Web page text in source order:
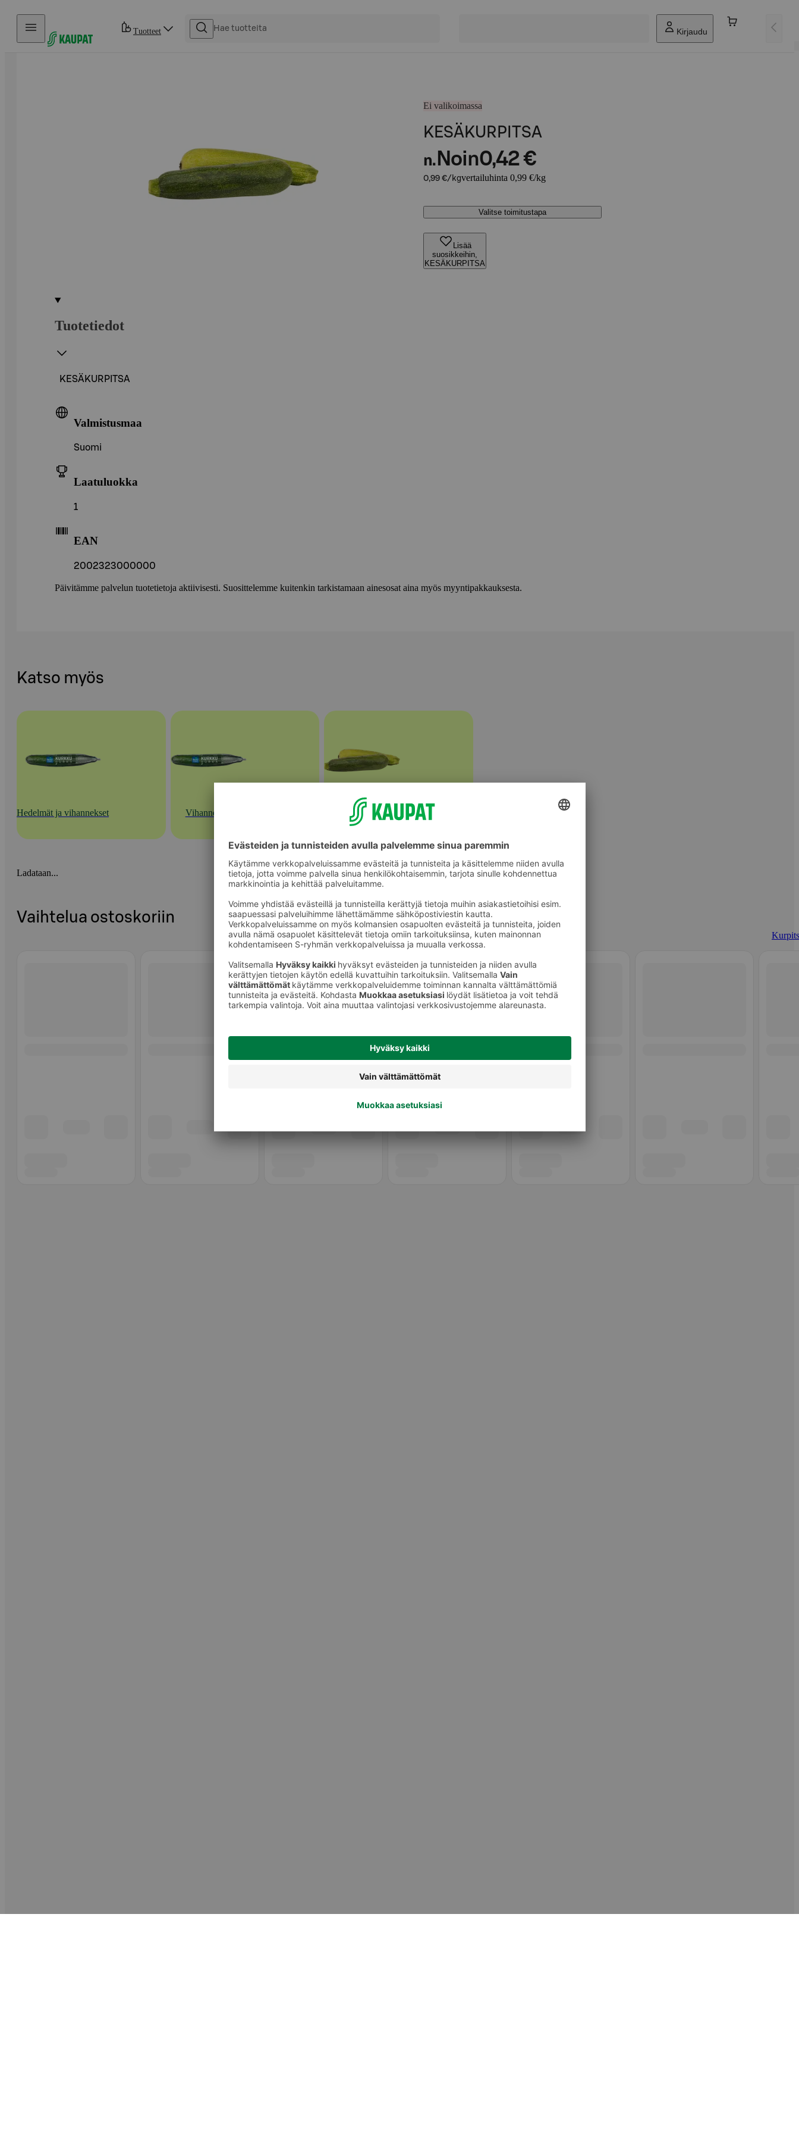
Hyppää sisältöön
Tuotteet Kirjaudu
Ei valikoimassa
KESÄKURPITSA
n. Noin0,42 €
0,99 €/kgvertailuhinta 0,99 €/kg
Valitse toimitustapa
Lisää
suosikkeihin,
KESÄKURPITSA
Tuotetiedot
KESÄKURPITSA
Valmistusmaa
Suomi
Laatuluokka
1
EAN
2002323000000
Päivitämme palvelun tuotetietoja aktiivisesti. Suosittelemme kuitenkin tarkistamaan ainesosat aina myös myyntipakkauksesta.
Katso myös
Hedelmät ja vihannekset Vihannekset Kurpitsat
Ladataan...
Vaihtelua ostoskoriin